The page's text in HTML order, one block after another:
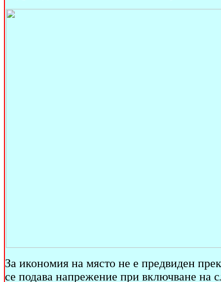
За икономия на място не е предвиден
се подава напрежение при включване на